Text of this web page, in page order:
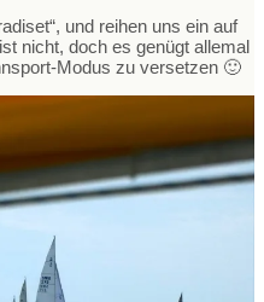
und reihen uns ein auf
nicht, doch es genügt allemal
Modus zu versetzen 🙂